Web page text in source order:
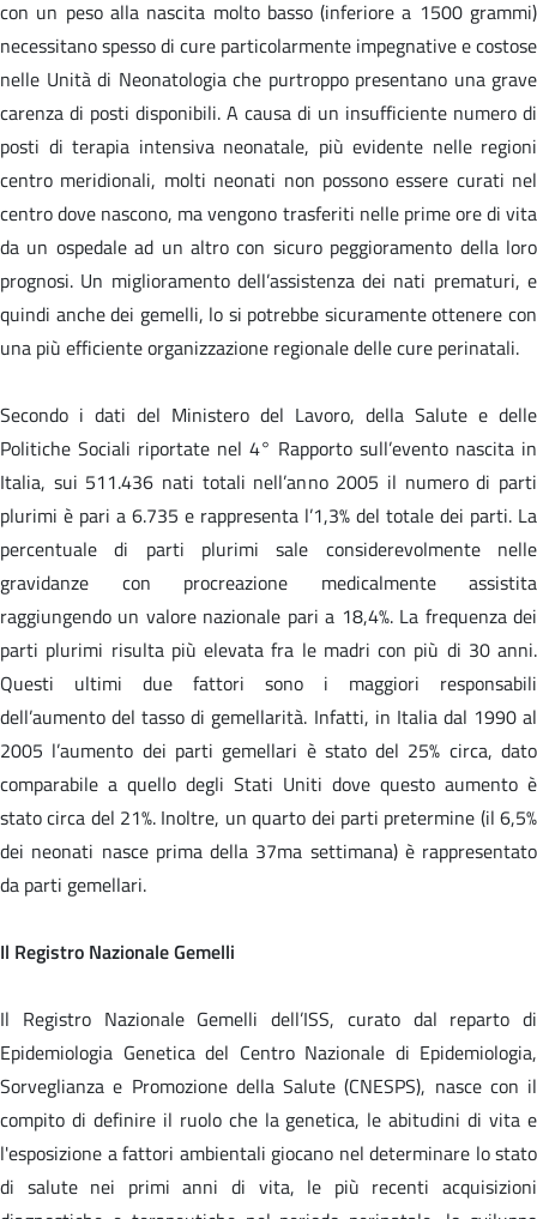
con un peso alla nascita molto basso (inferiore a 1500 grammi)
necessitano spesso di cure particolarmente impegnative e costose
nelle Unità di Neonatologia che purtroppo presentano una grave
carenza di posti disponibili. A causa di un insufficiente numero di
posti di terapia intensiva neonatale, più evidente nelle regioni
centro meridionali, molti neonati non possono essere curati nel
centro dove nascono, ma vengono trasferiti nelle prime ore di vita
da un ospedale ad un altro con sicuro peggioramento della loro
prognosi. Un miglioramento dell’assistenza dei nati prematuri, e
quindi anche dei gemelli, lo si potrebbe sicuramente ottenere con
una più efficiente organizzazione regionale delle cure perinatali.
Secondo i dati del Ministero del Lavoro, della Salute e delle
Politiche Sociali riportate nel 4° Rapporto sull’evento nascita in
Italia, sui 511.436 nati totali nell’anno 2005 il numero di parti
plurimi è pari a 6.735 e rappresenta l’1,3% del totale dei parti. La
percentuale di parti plurimi sale considerevolmente nelle
gravidanze con procreazione medicalmente assistita
raggiungendo un valore nazionale pari a 18,4%. La frequenza dei
parti plurimi risulta più elevata fra le madri con più di 30 anni.
Questi ultimi due fattori sono i maggiori responsabili
dell’aumento del tasso di gemellarità. Infatti, in Italia dal 1990 al
2005 l’aumento dei parti gemellari è stato del 25% circa, dato
comparabile a quello degli Stati Uniti dove questo aumento è
stato circa del 21%. Inoltre, un quarto dei parti pretermine (il 6,5%
dei neonati nasce prima della 37ma settimana) è rappresentato
da parti gemellari.
Il Registro Nazionale Gemelli
Il Registro Nazionale Gemelli dell’ISS, curato dal reparto di
Epidemiologia Genetica del Centro Nazionale di Epidemiologia,
Sorveglianza e Promozione della Salute (CNESPS), nasce con il
compito di definire il ruolo che la genetica, le abitudini di vita e
l'esposizione a fattori ambientali giocano nel determinare lo stato
di salute nei primi anni di vita, le più recenti acquisizioni